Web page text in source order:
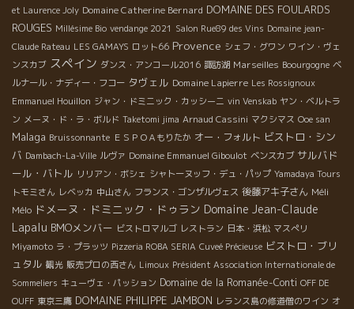
et Laurence Joly Domaine Catherine Bernard DOMAINE DES FOULARDS
ROUGES Millésime Bio vendange 2021 Salon Rue89 des Vins Domaine jean-
Claude Rateau LES GAMAYS ロット66 Provence シェフ・グワン ワイン・ヴェ
ンスカブ スペイン ダンス・アンコール2016 諏訪湖 Marseilles Boourgogne ベ
ルナール・ナディー・フコー タヴェル Domaine Lapierre Les Rossignoux
Emmanuel Houillon ジャン・ドミニック・カッシーニ vin Venskab ヤン・ベルトラ
ン メーヌ・ド・ラ・ボルド Taketomi jima Arnaud Cassini マクシマス Ooe san
Malaga Bruissonnante ＥＳＰＯＡもりたか オー・フォルト ビストロ・シン
バ Dambach-La-Ville ルヴァ Domaine Emmanuel Giboulot ベンスカブ サルバド
ール・バトル リリアン・ボシェ シャトーヌッフ・デュ・パップ Yamadaya Tours
トモミさん レベッカ 中山さん フランス・ゴンザルヴェス 後藤アキ子さん Méli
Mélo ドメーヌ・ドミニック・ドゥラン Domaine Jean-Claude
Lapalu BMOメンバー ビストロマルゴ レストラン 日本・浜松 マスぺリ
Miyamoto ラ・プラッツ Pizzeria ROBA SERIA Cuveé Précieuse ビストロ・ブリ
ュタル 観光 販売プロの西さん Limoux Président Association Internationale de
Sommeliers キューヴェ・パッション Domaine de la Romanée-Conti OFF DE
OUFF 東京三鷹 DOMAINE PHILIPPE JAMBON レランス島の修道僧のワイン オ